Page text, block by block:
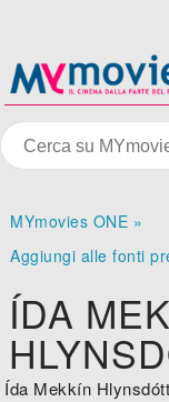
MYmovies ONE »
Aggiungi alle fonti
ÍDA
Ída Mekkín